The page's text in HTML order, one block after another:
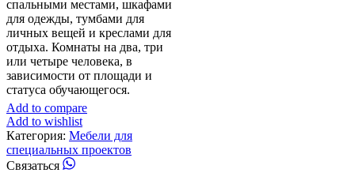
спальными местами, шкафами
для одежды, тумбами для
личных вещей и креслами для
отдыха. Комнаты на два, три
или четыре человека, в
зависимости от площади и
статуса обучающегося.
Add to compare
Add to wishlist
Категория: Мебели для
специальных проектов
Связаться
Whatsapp